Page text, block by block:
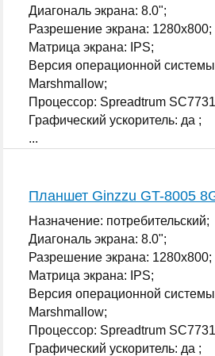
Диагональ экрана: 8.0";
Разрешение экрана: 1280x800;
Матрица экрана: IPS;
Версия операционной
Marshmallow;
Процессор: Spreadtrum
Графический ускоритель: да ;
...
Планшет Ginzzu GT-8005
Назначение: потребительский;
Диагональ экрана: 8.0";
Разрешение экрана: 1280x800;
Матрица экрана: IPS;
Версия операционной
Marshmallow;
Процессор: Spreadtrum
Графический ускоритель: да ;